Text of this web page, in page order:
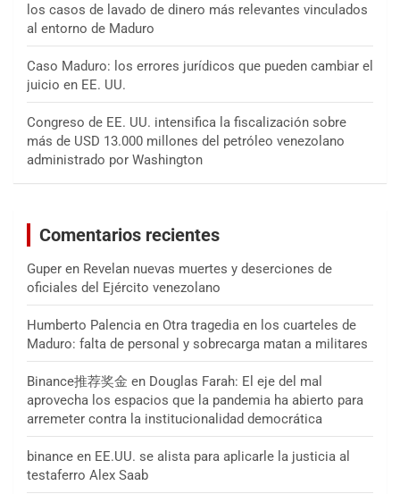
los casos de lavado de dinero más relevantes vinculados
al entorno de Maduro
Caso Maduro: los errores jurídicos que pueden cambiar el
juicio en EE. UU.
Congreso de EE. UU. intensifica la fiscalización sobre
más de USD 13.000 millones del petróleo venezolano
administrado por Washington
Comentarios recientes
Guper en Revelan nuevas muertes y deserciones de
oficiales del Ejército venezolano
Humberto Palencia en Otra tragedia en los cuarteles de
Maduro: falta de personal y sobrecarga matan a militares
Binance推荐奖金 en Douglas Farah: El eje del mal
aprovecha los espacios que la pandemia ha abierto para
arremeter contra la institucionalidad democrática
binance en EE.UU. se alista para aplicarle la justicia al
testaferro Alex Saab